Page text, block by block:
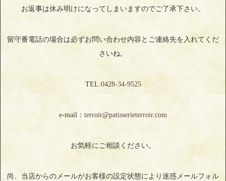
お返事は休み明けになってしまいますのでご了承下さい。
留守番電話の場合は必ずお問い合わせ内容とご連絡先を入れてくだ
さいね。
TEL:0428‐34‐9525
e-mail： terroir@patisserieterroir.com
お気軽にご相談ください。
尚、当店からのメールがお客様の設定状態により迷惑メールフォル